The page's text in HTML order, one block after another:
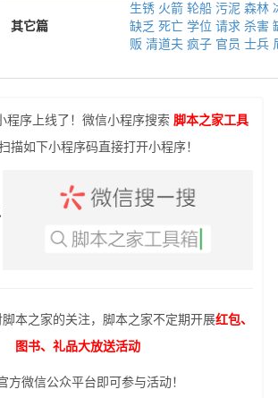
其它篇
生锈 火箭 轮船 污泥 森林
缺乏 死亡 学位 请求 杀害
贩 清道夫 疯子 官员 士兵
程序上线了！微信小程序搜索 脚本之家工具
描如下小程序码直接打开小程序！
本之家的关注，脚本之家不定期开展红包、
图书、礼品大放送活动
方微信公众平台即可参与活动！